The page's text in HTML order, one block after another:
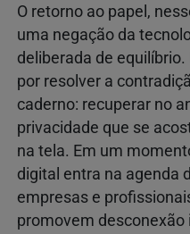
O retorno ao papel,
uma negação da
deliberada de equilíbrio.
por resolver a
caderno: recuperar no
privacidade que se
na tela. Em um
digital entra na agenda
empresas e
promovem